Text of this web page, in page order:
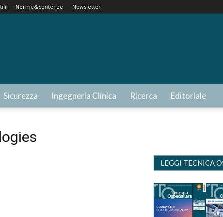
Norme&Sentenze Newsletter
Sicurezza Ingegneria Clinica Ricerca Editoriale
LEGGI TECNICA